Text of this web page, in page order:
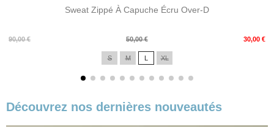
Sweat Zippé À Capuche Écru Over-D
90,00 €
Prix
50,00 € 30,00 €
Prix
S M L XL
Découvrez nos dernières nouveautés